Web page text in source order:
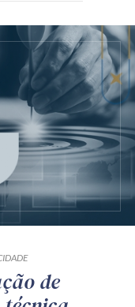
de